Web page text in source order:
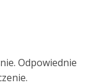
Odpowiednie